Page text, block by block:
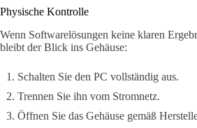
Physische Kontrolle
Wenn Softwarelösungen keine klaren
bleibt der Blick ins Gehäuse:
Schalten Sie den PC vollständig aus.
Trennen Sie ihn vom Stromnetz.
Öffnen Sie das Gehäuse gemäß